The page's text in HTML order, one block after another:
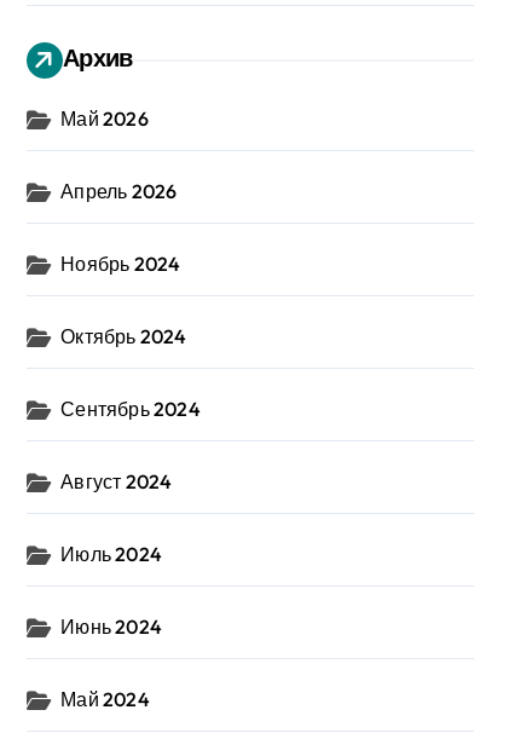
Архив
Май 2026
Апрель 2026
Ноябрь 2024
Октябрь 2024
Сентябрь 2024
Август 2024
Июль 2024
Июнь 2024
Май 2024